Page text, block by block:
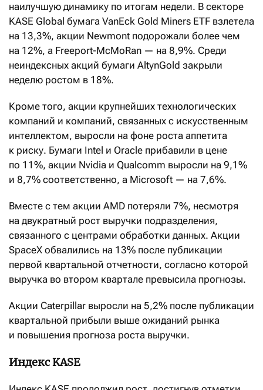
наилучшую динамику по итогам недели. В секторе
KASE Global бумага VanEck Gold Miners ETF взлетела
на 13,3%, акции Newmont подорожали более чем
на 12%, а Freeport-McMoRan — на 8,9%. Среди
неиндексных акций бумаги AltynGold закрыли
неделю ростом в 18%.
Кроме того, акции крупнейших технологических
компаний и компаний, связанных с искусственным
интеллектом, выросли на фоне роста аппетита
к риску. Бумаги Intel и Oracle прибавили в цене
по 11%, акции Nvidia и Qualcomm выросли на 9,1%
и 8,7% соответственно, а Microsoft — на 7,6%.
Вместе с тем акции AMD потеряли 7%, несмотря
на двукратный рост выручки подразделения,
связанного с центрами обработки данных. Акции
SpaceX обвалились на 13% после публикации
первой квартальной отчетности, согласно которой
выручка во втором квартале превысила прогнозы.
Акции Caterpillar выросли на 5,2% после публикации
квартальной прибыли выше ожиданий рынка
и повышения прогноза роста выручки.
Индекс KASE